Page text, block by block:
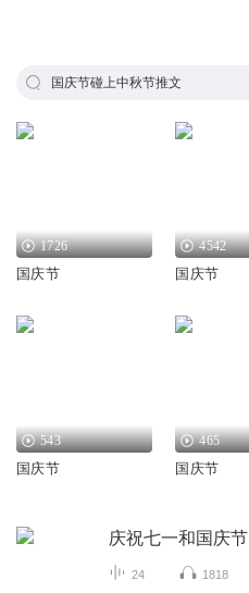
国庆节碰上中秋节推文
1726
国庆节
4542
国庆节
543
国庆节
465
国庆节
庆祝七一和国庆节
24 1818